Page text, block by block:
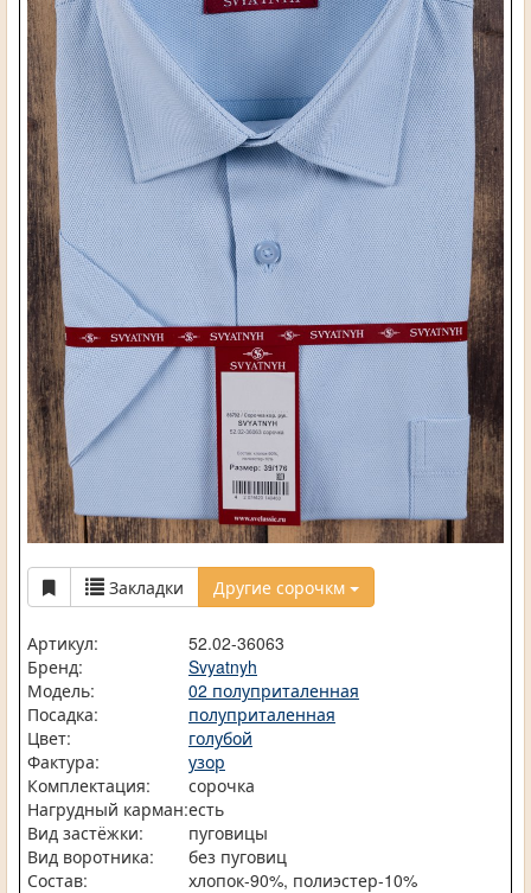
Закладки Другие сорочкм
Артикул:
52.02-36063
Бренд:
Svyatnyh
Модель:
02 полуприталенная
Посадка:
полуприталенная
Цвет:
голубой
Фактура:
узор
Комплектация:
сорочка
Нагрудный карман:есть
Вид застёжки:
пуговицы
Вид воротника:
без пуговиц
Состав:
хлопок-90%, полиэстер-10%